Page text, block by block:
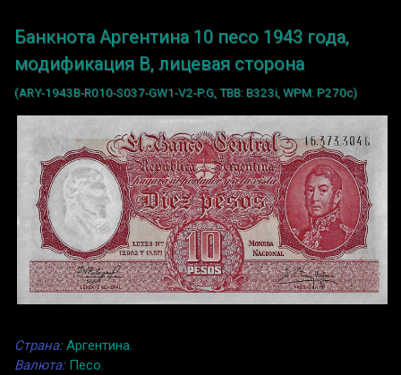
Банкнота Аргентина 10 песо 1943 года,
модификация B, лицевая сторона
(ARY-1943B-R010-S037-GW1-V2-P.G, TBB: B323i, WPM: P270c)
Страна:Аргентина.
Валюта:Песо.